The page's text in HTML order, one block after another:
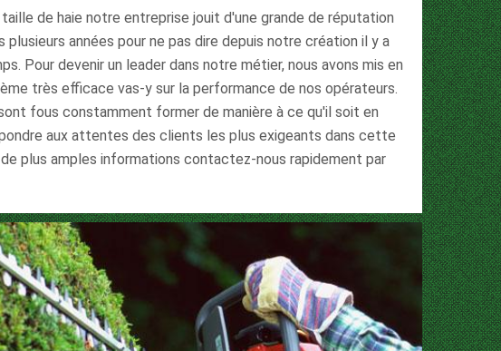
taille de haie notre entreprise jouit d'une grande de réputation
plusieurs années pour ne pas dire depuis notre création il y a
Pour devenir un leader dans notre métier, nous avons mis en
très efficace vas-y sur la performance de nos opérateurs.
fous constamment former de manière à ce qu'il soit en
aux attentes des clients les plus exigeants dans cette
plus amples informations contactez-nous rapidement par